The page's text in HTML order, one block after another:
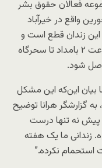
فعالان حقوق بشر
واقع در خیرآباد
زندان قطع است و
زندانیان مجبورند برای استحمام تنها از ساعت ۲ بامداد تا سحرگاه
شود.
بیان این‌که این مشکل
به گزارشگر هرانا توضیح
پیش نه تنها درست
زندانی ما یک هفته
نکرده.”